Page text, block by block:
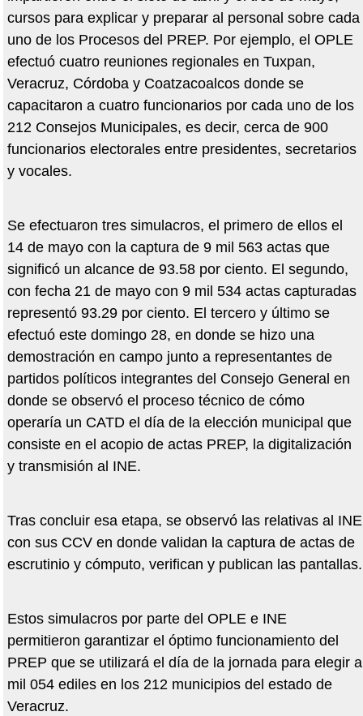
cursos para explicar y preparar al personal sobre cada
uno de los Procesos del PREP. Por ejemplo, el OPLE
efectuó cuatro reuniones regionales en Tuxpan,
Veracruz, Córdoba y Coatzacoalcos donde se
capacitaron a cuatro funcionarios por cada uno de los
212 Consejos Municipales, es decir, cerca de 900
funcionarios electorales entre presidentes, secretarios
y vocales.
Se efectuaron tres simulacros, el primero de ellos el
14 de mayo con la captura de 9 mil 563 actas que
significó un alcance de 93.58 por ciento. El segundo,
con fecha 21 de mayo con 9 mil 534 actas capturadas
representó 93.29 por ciento. El tercero y último se
efectuó este domingo 28, en donde se hizo una
demostración en campo junto a representantes de
partidos políticos integrantes del Consejo General en
donde se observó el proceso técnico de cómo
operaría un CATD el día de la elección municipal que
consiste en el acopio de actas PREP, la digitalización
y transmisión al INE.
Tras concluir esa etapa, se observó las relativas al INE
con sus CCV en donde validan la captura de actas de
escrutinio y cómputo, verifican y publican las pantallas.
Estos simulacros por parte del OPLE e INE
permitieron garantizar el óptimo funcionamiento del
PREP que se utilizará el día de la jornada para elegir a
mil 054 ediles en los 212 municipios del estado de
Veracruz.